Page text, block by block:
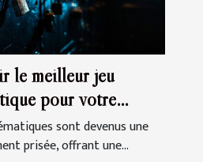
le meilleur jeu
pour votre
sont devenus une
prisée, offrant une...